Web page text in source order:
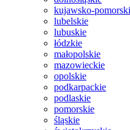
kujawsko-
lubelskie
lubuskie
łódzkie
małopolskie
mazowieckie
opolskie
podkarpackie
podlaskie
pomorskie
śląskie